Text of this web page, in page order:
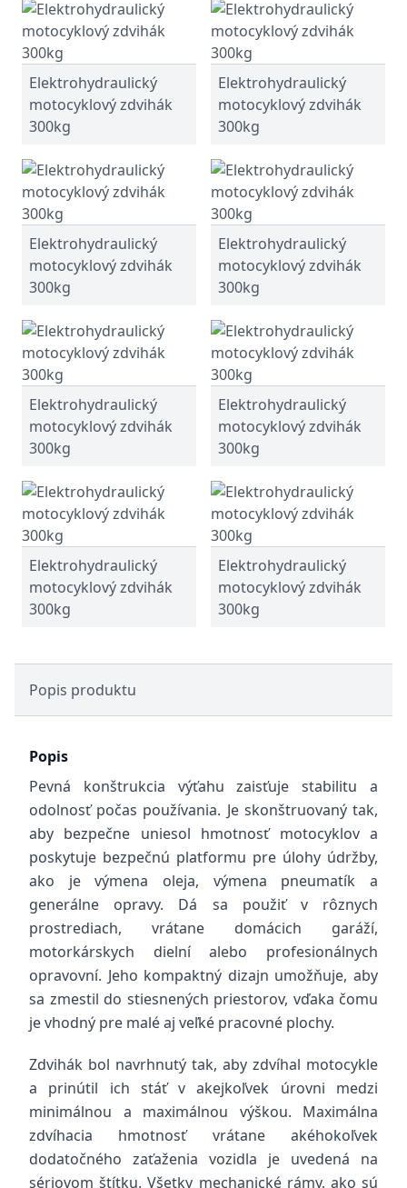
Elektrohydraulický
motocyklový zdvihák
300kg
Elektrohydraulický
motocyklový zdvihák
300kg
Elektrohydraulický
motocyklový zdvihák
300kg
Elektrohydraulický
motocyklový zdvihák
300kg
Elektrohydraulický
motocyklový zdvihák
300kg
Elektrohydraulický
motocyklový zdvihák
300kg
Elektrohydraulický
motocyklový zdvihák
300kg
Elektrohydraulický
motocyklový zdvihák
300kg
Popis produktu
Popis
Pevná konštrukcia výťahu zaisťuje stabilitu a
odolnosť počas používania. Je skonštruovaný tak,
aby bezpečne uniesol hmotnosť motocyklov a
poskytuje bezpečnú platformu pre úlohy údržby,
ako je výmena oleja, výmena pneumatík a
generálne opravy. Dá sa použiť v rôznych
prostrediach, vrátane domácich garáží,
motorkárskych dielní alebo profesionálnych
opravovní. Jeho kompaktný dizajn umožňuje, aby
sa zmestil do stiesnených priestorov, vďaka čomu
je vhodný pre malé aj veľké pracovné plochy.
Zdvihák bol navrhnutý tak, aby zdvíhal motocykle
a prinútil ich stáť v akejkoľvek úrovni medzi
minimálnou a maximálnou výškou. Maximálna
zdvíhacia hmotnosť vrátane akéhokoľvek
dodatočného zaťaženia vozidla je uvedená na
sériovom štítku. Všetky mechanické rámy, ako sú